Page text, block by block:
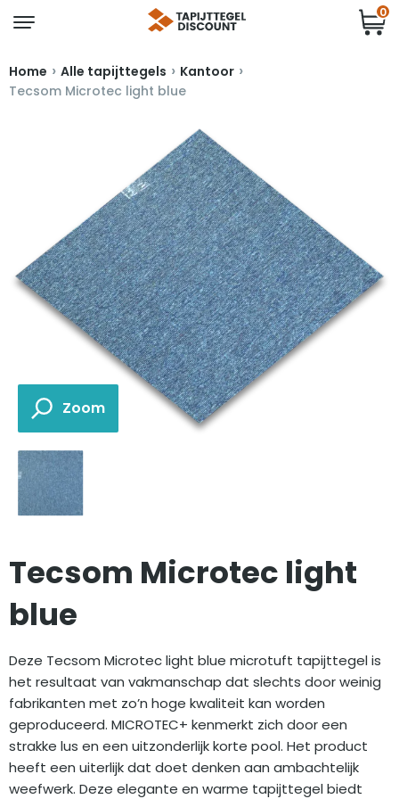
0
Home › Alle tapijttegels › Kantoor ›
Tecsom Microtec light blue
Tecsom Microtec light
blue
Deze Tecsom Microtec light blue microtuft tapijttegel is
het resultaat van vakmanschap dat slechts door weinig
fabrikanten met zo’n hoge kwaliteit kan worden
geproduceerd. MICROTEC+ kenmerkt zich door een
strakke lus en een uitzonderlijk korte pool. Het product
heeft een uiterlijk dat doet denken aan ambachtelijk
weefwerk. Deze elegante en warme tapijttegel biedt